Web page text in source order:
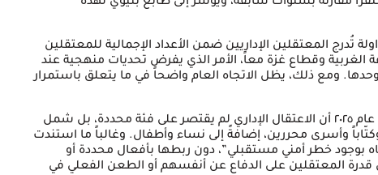
مقارنة بسنوات سابقة، ويؤشر إلى طابع بنيوي لهذه
تُدرج المعتقلين الإداريين ضمن الأعداد الإجمالية للمعتقلين
وقطاع غزة معاً، الأمر الذي يفرض تحديات منهجية عند
ومع ذلك، يظل الاتجاه العام واضحاً في ما يتعلق باستمرار
من حيث الفئات المستهدفة، أظهرت معطيات عام ٢٠٢٥ أن الاعتقال الإداري لم يقتصر على فئة محددة، بل شمل
وأسرى محررين، إضافةً إلى نساء وأطفال. وغالباً ما استندت
بوجود خطر أمني مستقبلي”، دون ربطها بأفعال محددة أو
قدرة المعتقلين على الدفاع عن أنفسهم أو الطعن الفعلي في